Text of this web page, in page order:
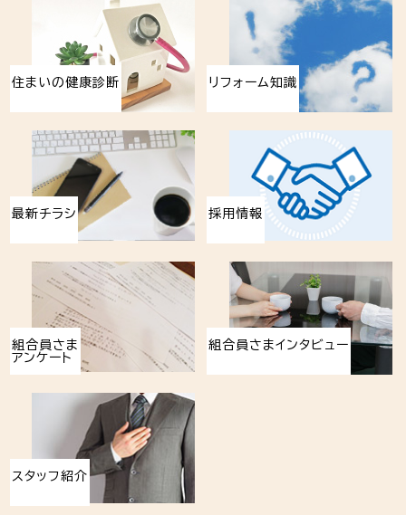
住まいの健康診断 リフォーム知識
最新チラシ 採用情報
組合員さま
アンケート
組合員さまインタビュー
スタッフ紹介